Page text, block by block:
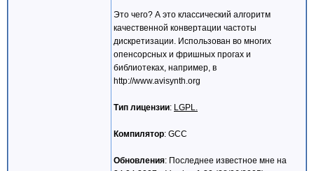
Это чего? А это классический алгоритм
качественной конвертации частоты
дискретизации. Использован во многих
опенсорсных и фришных прогах и
библиотеках, например, в
http://www.avisynth.org
Тип лицензии: LGPL.
Компилятор: GCC
Обновления: Последнее известное мне на